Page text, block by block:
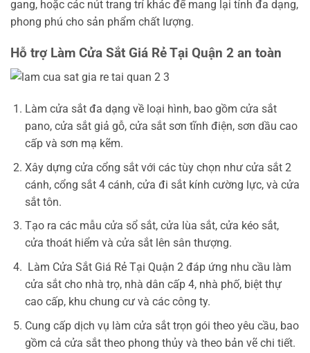
gang, hoặc các nút trang trí khác để mang lại tính đa dạng,
phong phú cho sản phẩm chất lượng.
Hỗ trợ Làm Cửa Sắt Giá Rẻ Tại Quận 2 an toàn
Làm cửa sắt đa dạng về loại hình, bao gồm cửa sắt
pano, cửa sắt giả gỗ, cửa sắt sơn tĩnh điện, sơn dầu cao
cấp và sơn mạ kẽm.
Xây dựng cửa cổng sắt với các tùy chọn như cửa sắt 2
cánh, cổng sắt 4 cánh, cửa đi sắt kính cường lực, và cửa
sắt tôn.
Tạo ra các mẫu cửa sổ sắt, cửa lùa sắt, cửa kéo sắt,
cửa thoát hiểm và cửa sắt lên sân thượng.
Làm Cửa Sắt Giá Rẻ Tại Quận 2 đáp ứng nhu cầu làm
cửa sắt cho nhà trọ, nhà dân cấp 4, nhà phố, biệt thự
cao cấp, khu chung cư và các công ty.
Cung cấp dịch vụ làm cửa sắt trọn gói theo yêu cầu, bao
gồm cả cửa sắt theo phong thủy và theo bản vẽ chi tiết.